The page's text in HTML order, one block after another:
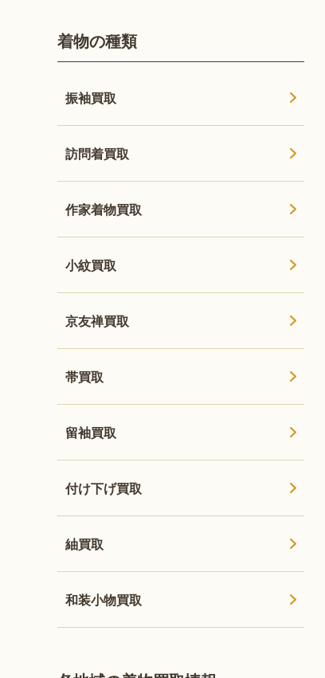
着物の種類
振袖買取
訪問着買取
作家着物買取
小紋買取
京友禅買取
帯買取
留袖買取
付け下げ買取
紬買取
和装小物買取